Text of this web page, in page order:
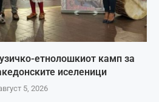
етнолошкиот камп за
иселеници
5, 2026